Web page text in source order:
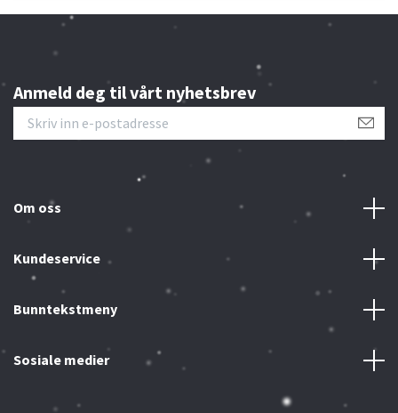
Anmeld deg til vårt nyhetsbrev
Om oss
Kundeservice
Bunntekstmeny
Sosiale medier